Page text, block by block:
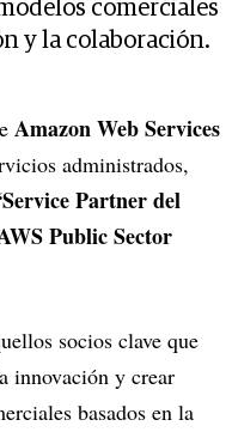
comerciales
y la colaboración.
Amazon Web Services
administrados,
Partner del
Public Sector
socios clave que
innovación y crear
basados en la